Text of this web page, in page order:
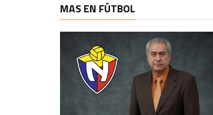
MAS EN FÚTBOL